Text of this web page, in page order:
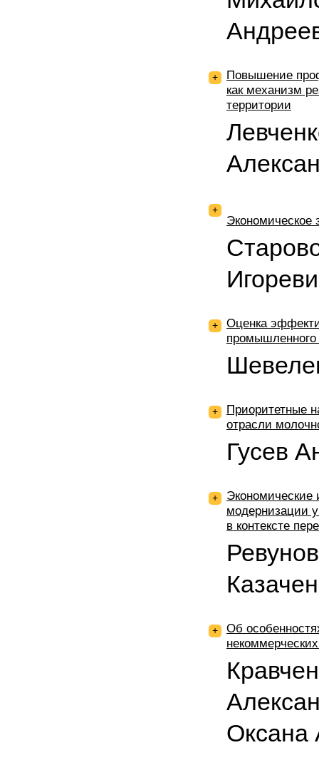
+
Повышение
как механизм
территории
+
Экономическое
+
Оценка
промышленного
+
Приоритетные
отрасли
Гусев
+
Экономические
модернизации
в контексте
+
Об
Оксана